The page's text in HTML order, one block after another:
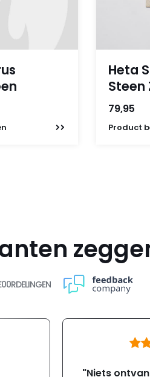
Heta
Steen
79,95
Product
"Niets